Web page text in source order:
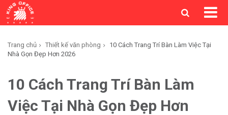
Trang chủ Thiết kế văn phòng
10 Cách Trang Trí Bàn Làm Việc Tại
Nhà Gọn Đẹp Hơn 2026
10 Cách Trang Trí Bàn Làm
Việc Tại Nhà Gọn Đẹp Hơn